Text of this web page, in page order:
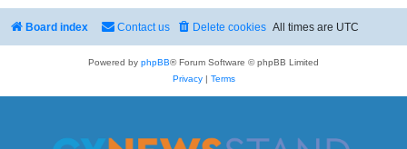
Board index All times are UTC
Delete cookies
Contact us
Powered by phpBB® Forum Software © phpBB Limited
Privacy| Terms